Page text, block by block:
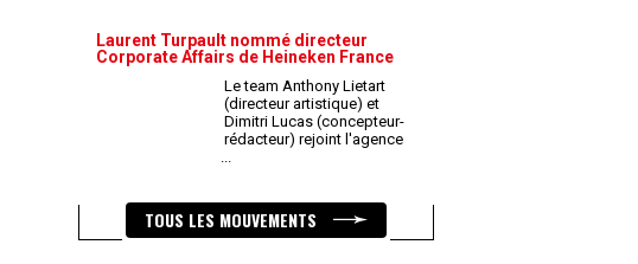
Laurent Turpault nommé directeur
Corporate Affairs de Heineken France
Le team Anthony Lietart
(directeur artistique) et
Dimitri Lucas (concepteur-
rédacteur) rejoint l'agence
...
TOUS LES MOUVEMENTS